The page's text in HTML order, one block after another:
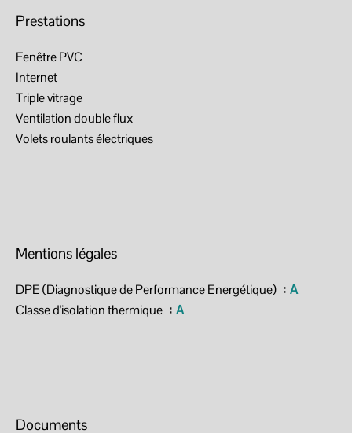
Prestations
Fenêtre PVC
Internet
Triple vitrage
Ventilation double flux
Volets roulants électriques
Mentions légales
DPE (Diagnostique de Performance Energétique)
A
Classe d'isolation thermique
A
Documents